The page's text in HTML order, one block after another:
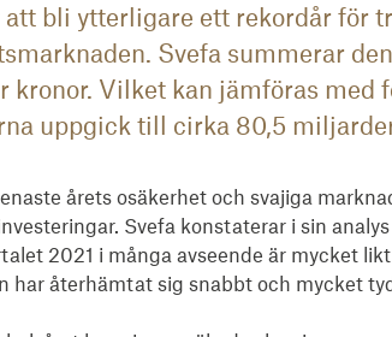
bli ytterligare ett rekordår för
Svefa summerar
kronor. Vilket kan jämföras med
uppgick till cirka 80,5
årets osäkerhet och svajiga
Svefa konstaterar i sin
2021 i många avseende är mycket
har återhämtat sig snabbt och mycket